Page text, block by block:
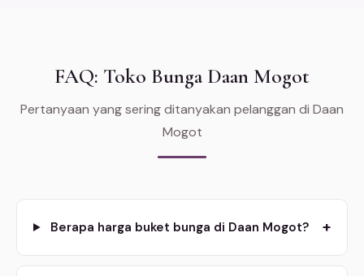
FAQ: Toko Bunga Daan Mogot
Pertanyaan yang sering ditanyakan pelanggan di Daan
Mogot
Berapa harga buket bunga di Daan Mogot? +